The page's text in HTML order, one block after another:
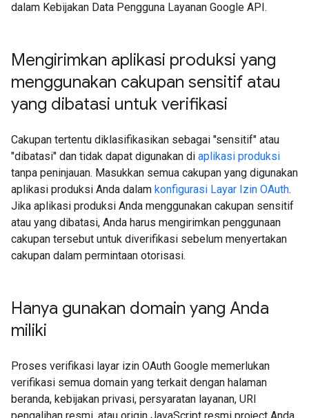
dalam Kebijakan Data Pengguna Layanan Google API.
Mengirimkan aplikasi produksi yang
menggunakan cakupan sensitif atau
yang dibatasi untuk verifikasi
Cakupan tertentu diklasifikasikan sebagai "sensitif" atau
"dibatasi" dan tidak dapat digunakan di aplikasi produksi
tanpa peninjauan. Masukkan semua cakupan yang digunakan
aplikasi produksi Anda dalam konfigurasi Layar Izin OAuth.
Jika aplikasi produksi Anda menggunakan cakupan sensitif
atau yang dibatasi, Anda harus mengirimkan penggunaan
cakupan tersebut untuk diverifikasi sebelum menyertakan
cakupan dalam permintaan otorisasi.
Hanya gunakan domain yang Anda
miliki
Proses verifikasi layar izin OAuth Google memerlukan
verifikasi semua domain yang terkait dengan halaman
beranda, kebijakan privasi, persyaratan layanan, URI